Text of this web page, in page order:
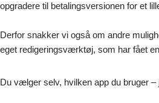
opgradere til betalingsversionen for et
Derfor snakker vi også om andre
eget redigeringsværktøj, som har fået
Du vælger selv, hvilken app du bruger –